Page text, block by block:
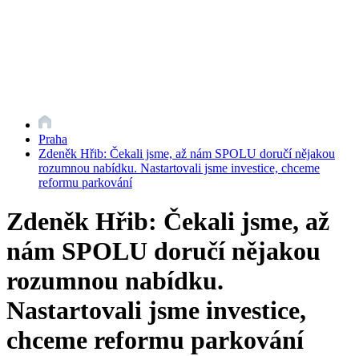
Praha
Zdeněk Hřib: Čekali jsme, až nám SPOLU doručí nějakou
rozumnou nabídku. Nastartovali jsme investice, chceme
reformu parkování
Zdeněk Hřib: Čekali jsme, až
nám SPOLU doručí nějakou
rozumnou nabídku.
Nastartovali jsme investice,
chceme reformu parkování